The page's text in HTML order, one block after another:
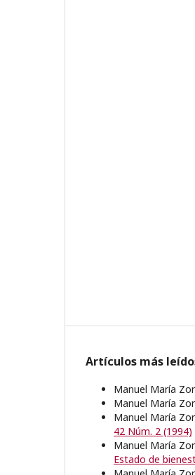
Artículos más
Manuel María
Manuel María
Manuel María
42 Núm. 2 (1994)
Manuel María
Estado de